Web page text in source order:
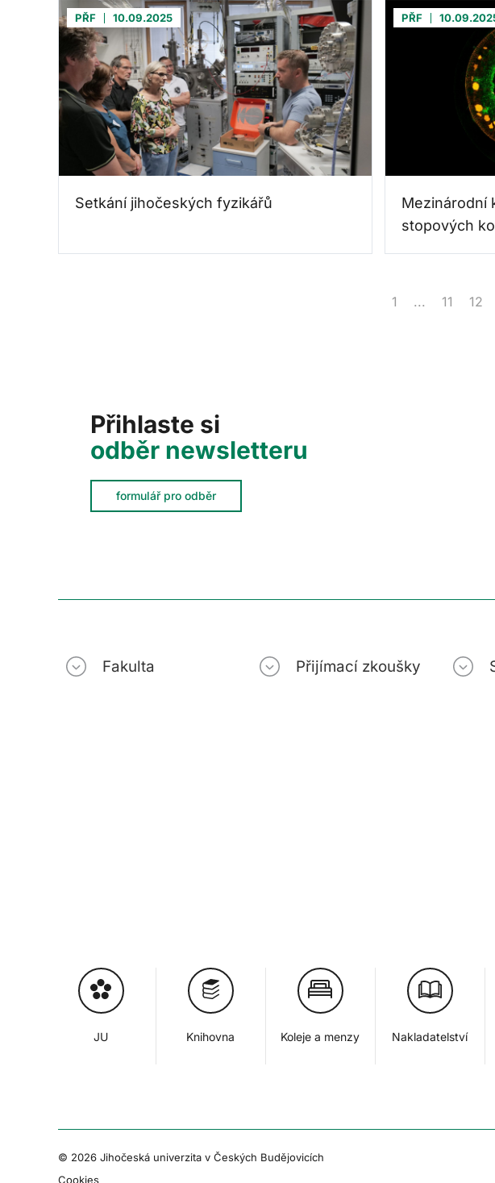
PŘF 10.09.2025
Setkání jihočeských fyzikářů
PŘF
Mezinárodní
stopových
1 ... 11 12
Přihlaste si
odběr newsletteru
formulář pro odběr
Fakulta Přijímací zkoušky
JU Knihovna Koleje a menzy Nakladatelství
© 2026 Jihočeská univerzita v Českých Budějovicích
Cookies